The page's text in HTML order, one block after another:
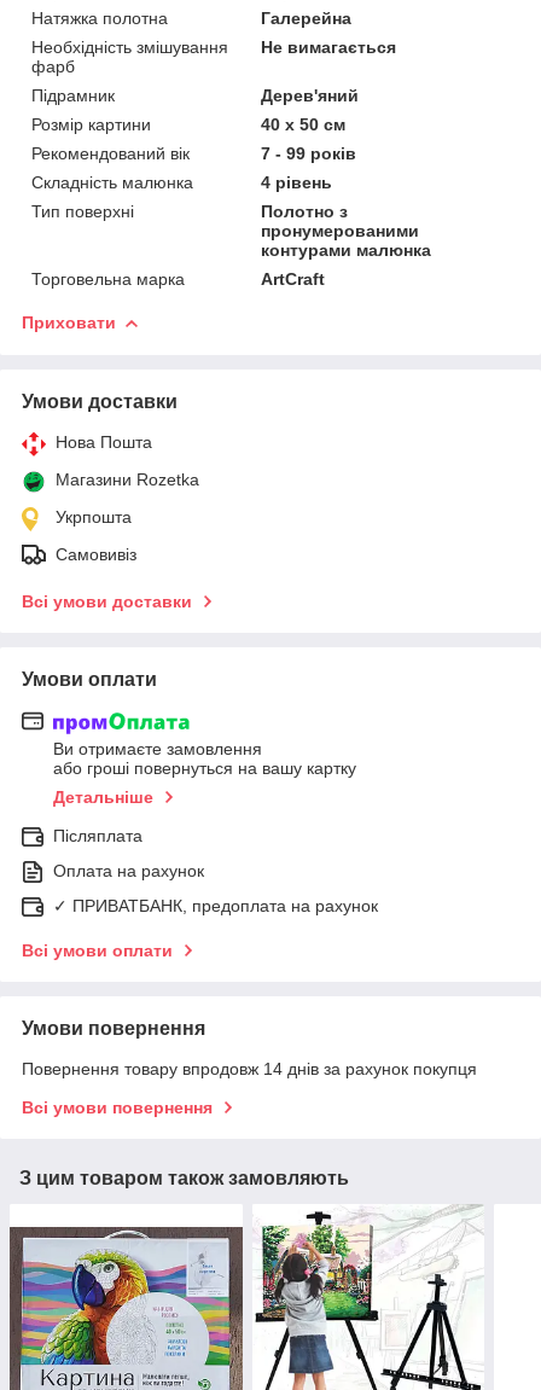
Натяжка полотна
Галерейна
Необхідність змішування
фарб
Не вимагається
Підрамник
Дерев'яний
Розмір картини
40 х 50 см
Рекомендований вік
7 - 99 років
Складність малюнка
4 рівень
Тип поверхні
Полотно з
пронумерованими
контурами малюнка
Торговельна марка
ArtCraft
Приховати
Умови доставки
Нова Пошта
Магазини Rozetka
Укрпошта
Самовивіз
Всі умови доставки
Умови оплати
Ви отримаєте замовлення
або гроші повернуться на вашу картку
Детальніше
Післяплата
Оплата на рахунок
✓ ПРИВАТБАНК, предоплата на рахунок
Всі умови оплати
Умови повернення
Повернення товару впродовж 14 днів за рахунок покупця
Всі умови повернення
З цим товаром також замовляють